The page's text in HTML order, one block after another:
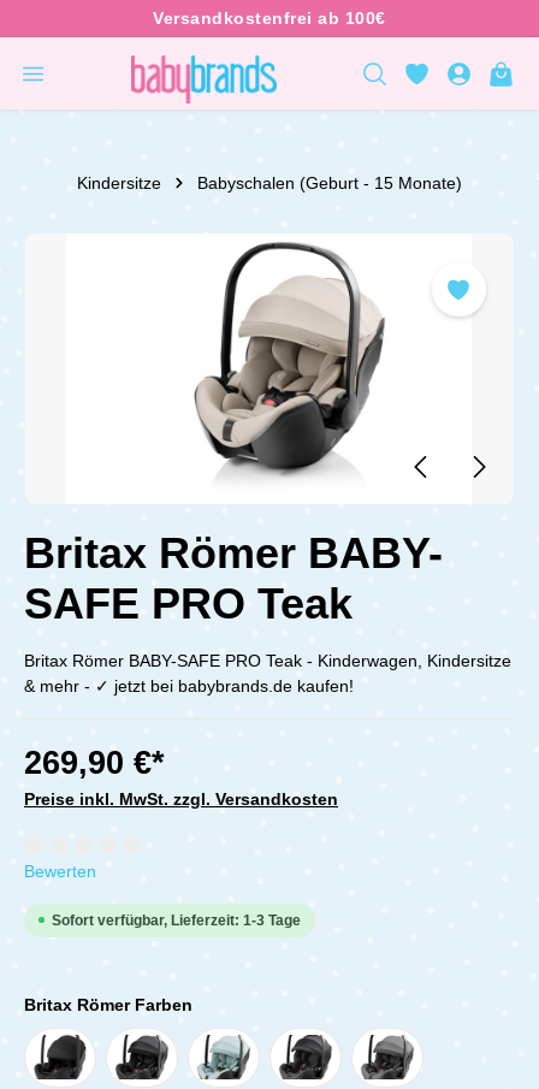
Kindersitze Babyschalen (Geburt - 15 Monate)
Britax Römer BABY-
SAFE PRO Teak
Britax Römer BABY-SAFE PRO Teak - Kinderwagen, Kindersitze
& mehr - ✓ jetzt bei babybrands.de kaufen!
269,90 €*
Preise inkl. MwSt. zzgl. Versandkosten
Durchschnittliche Bewertung von 0 von 5 Sternen
Bewerten
Sofort verfügbar, Lieferzeit: 1-3 Tage
Britax Römer Farben